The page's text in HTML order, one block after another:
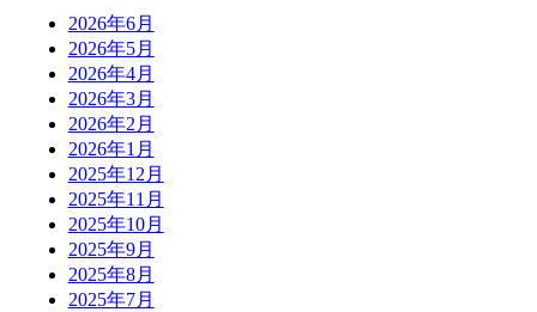
2026年6月
2026年5月
2026年4月
2026年3月
2026年2月
2026年1月
2025年12月
2025年11月
2025年10月
2025年9月
2025年8月
2025年7月